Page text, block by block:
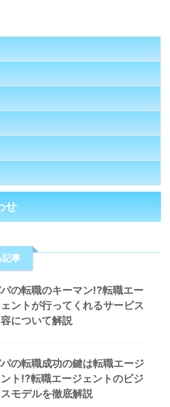
せ
記事
の転職のキーマン!?転職エー
ントが行ってくれるサービス
について解説
の転職成功の鍵は転職エージ
ント!?転職エージェントのビジ
モデルを徹底解説